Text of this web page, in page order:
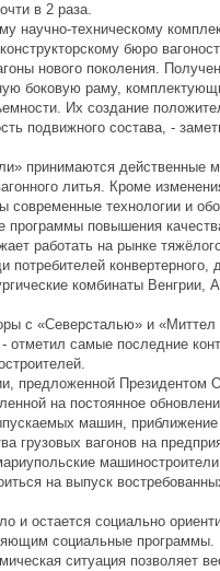
в 2 раза.
техническому
бюро
нового поколения.
боковую раму,
Их создание
подвижного состава, -
принимаются действенные
литья. Кроме
современные технологии и
программы повышения
работать на рынке
потребителей конвертерного,
комбинаты Венгрии,
с «Северсталью» и «Миттел
- отметил самые последние
предложенной Президентом
на постоянное
машин, приближение
грузовых вагонов на
на выпуск
остается социально
социальные программы.
ситуация позволяет